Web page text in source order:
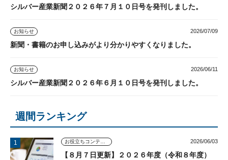
シルバー産業新聞２０２６年７月１０日号を発刊しました。
お知らせ 2026/07/09
新聞・書籍のお申し込みがより分かりやすくなりました。
お知らせ 2026/06/11
シルバー産業新聞２０２６年６月１０日号を発刊しました。
週間ランキング
お役立ちコンテンツ 2026/06/03
【８月７日更新】２０２６年度（令和８年度）